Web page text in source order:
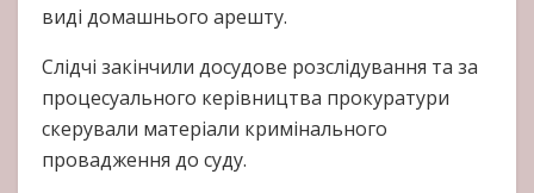
виді домашнього арешту.
Слідчі закінчили досудове розслідування та за
процесуального керівництва прокуратури
скерували матеріали кримінального
провадження до суду.